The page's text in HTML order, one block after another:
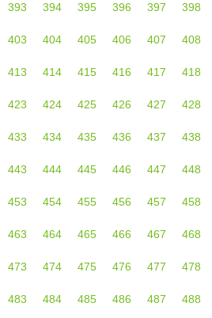
393 394 395 396 397 398
403 404 405 406 407 408
413 414 415 416 417 418
423 424 425 426 427 428
433 434 435 436 437 438
443 444 445 446 447 448
453 454 455 456 457 458
463 464 465 466 467 468
473 474 475 476 477 478
483 484 485 486 487 488